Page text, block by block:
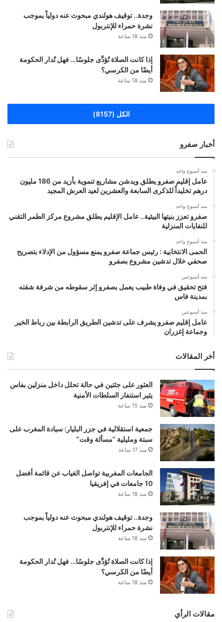
وجدة.. توقيف هولندي مبحوث عنه دولياً بموجب
نشرة حمراء للإنتربول
منذ 18 ساعة
إذا كانت الصلاة تُؤدَّى جلوسًا… فهل تُدار الحكومة
أيضًا من الكرسي؟
منذ 18 ساعة
الكل (8157)
أخبار صفرو
منذ أسبوع واحد
عامل إقليم صفرو يطلق ويدشن مشاريع تنموية بأزيد من 186 مليون
درهم تخليداً للذكرى السابعة والعشرين لعيد العرش المجيد
منذ أسبوع واحد
صفرو تعزز بنيتها البيئية.. عامل الإقليم يطلق مشروع مركز الطمر التقني
للنفايات المنزلية
منذ أسبوع واحد
الحمى الانتخابية : رئيس جماعة صفرو يمنع مسؤول من الإدلاء بتصريح
صحفي خلال تدشين مشروع بصفرو
منذ أسبوعين
فتح تحقيق في وفاة طبيب يعمل بصفرو إثر سقوطه من شرفة شقته
بمدينة فاس
منذ أسبوعين
عامل إقليم صفرو يشرف على تدشين الطريق الرابطة بين رباط الخير
وجماعة إغزران
أخر المقالات
العثور على جثتين في حالة تحلل داخل منزلين بفاس
يثير استنفار السلطات الأمنية
منذ 15 ساعة
جمعية استقلالية في جزر البليار: سيادة المغرب على
سبتة ومليلية “مسألة وقت”
منذ 17 ساعة
الجامعات المغربية تواصل الغياب عن قائمة أفضل
10 جامعات في إفريقيا
منذ 18 ساعة
وجدة.. توقيف هولندي مبحوث عنه دولياً بموجب
نشرة حمراء للإنتربول
منذ 18 ساعة
إذا كانت الصلاة تُؤدَّى جلوسًا… فهل تُدار الحكومة
أيضًا من الكرسي؟
منذ 18 ساعة
مقالات الرأي